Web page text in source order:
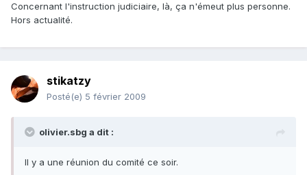
Concernant l'instruction judiciaire, là, ça n'émeut plus personne.
Hors actualité.
stikatzy
Posté(e) 5 février 2009
olivier.sbg a dit :
Il y a une réunion du comité ce soir.